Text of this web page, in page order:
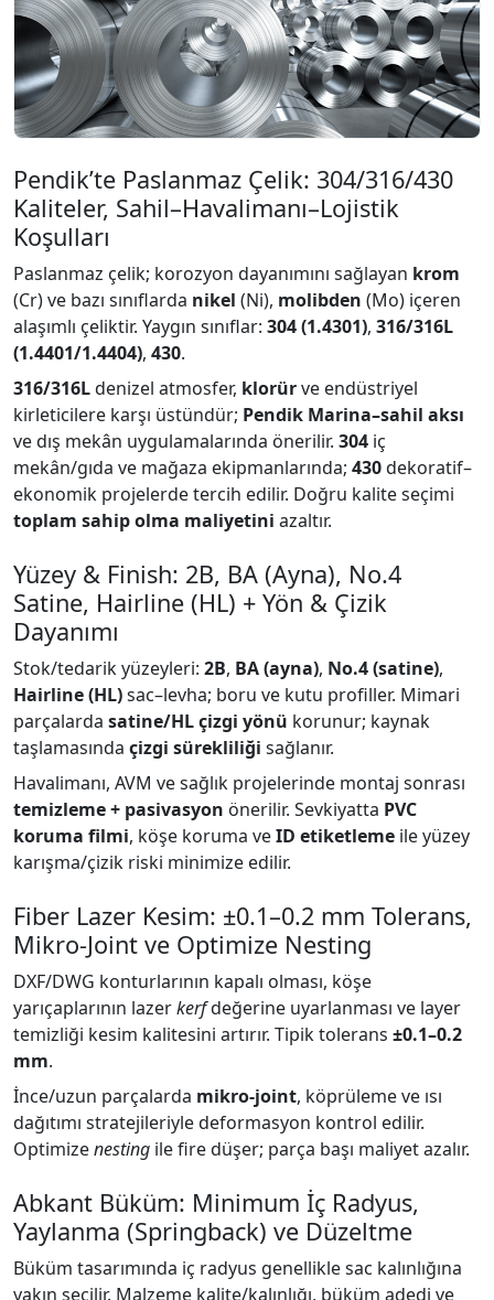
Pendik’te Paslanmaz Çelik: 304/316/430
Kaliteler, Sahil–Havalimanı–Lojistik
Koşulları
Paslanmaz çelik; korozyon dayanımını sağlayan krom
(Cr) ve bazı sınıflarda nikel (Ni), molibden (Mo) içeren
alaşımlı çeliktir. Yaygın sınıflar: 304 (1.4301), 316/316L
(1.4401/1.4404), 430.
316/316Ldenizel atmosfer, klorürve endüstriyel
kirleticilere karşı üstündür; Pendik Marina–sahil aksı
ve dış mekân uygulamalarında önerilir. 304 iç
mekân/gıda ve mağaza ekipmanlarında; 430dekoratif–
ekonomik projelerde tercih edilir. Doğru kalite seçimi
toplam sahip olma maliyetini azaltır.
Yüzey & Finish: 2B, BA (Ayna), No.4
Satine, Hairline (HL) + Yön & Çizik
Dayanımı
Stok/tedarik yüzeyleri: 2B, BA (ayna), No.4 (satine),
Hairline (HL)sac–levha; boru ve kutu profiller. Mimari
parçalarda satine/HL çizgi yönü korunur; kaynak
taşlamasında çizgi sürekliliği sağlanır.
Havalimanı, AVM ve sağlık projelerinde montaj sonrası
temizleme + pasivasyon önerilir. Sevkiyatta PVC
koruma filmi, köşe koruma veID etiketleme ile yüzey
karışma/çizik riski minimize edilir.
Fiber Lazer Kesim: ±0.1–0.2 mm Tolerans,
Mikro-Joint ve Optimize Nesting
DXF/DWG konturlarının kapalı olması, köşe
yarıçaplarının lazerkerfdeğerine uyarlanması ve layer
temizliği kesim kalitesini artırır. Tipik tolerans ±0.1–0.2
mm.
İnce/uzun parçalarda mikro-joint, köprüleme ve ısı
dağıtımı stratejileriyle deformasyon kontrol edilir.
Optimizenesting ile fire düşer; parça başı maliyet azalır.
Abkant Büküm: Minimum İç Radyus,
Yaylanma (Springback) ve Düzeltme
Büküm tasarımında iç radyus genellikle sac kalınlığına
yakın seçilir. Malzeme kalite/kalınlığı, büküm adedi ve